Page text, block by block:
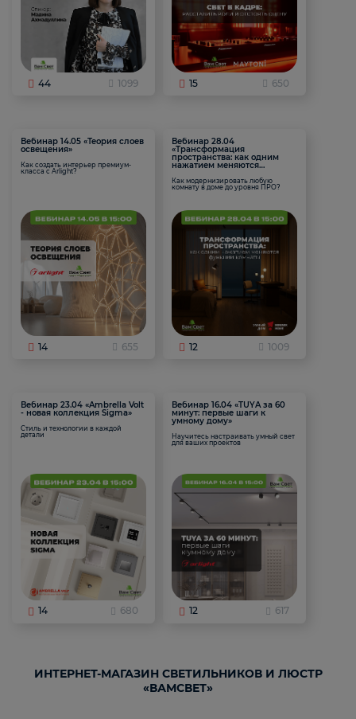
44 1099 15 650
Вебинар 14.05 «Теория слоев
освещения»
Как создать интерьер премиум-
класса с Arlight?
14 655
Вебинар 28.04
«Трансформация
пространства: как одним
нажатием меняются
Как модернизировать любую
комнату в доме до уровня ПРО?
12 1009
Вебинар 23.04 «Ambrella Volt
- новая коллекция Sigma»
Стиль и технологии в каждой
детали
14 680
Вебинар 16.04 «TUYA за 60
минут: первые шаги к
умному дому»
Научитесь настраивать умный свет
для ваших проектов
12 617
ИНТЕРНЕТ-МАГАЗИН СВЕТИЛЬНИКОВ И ЛЮСТР
«ВАМСВЕТ»